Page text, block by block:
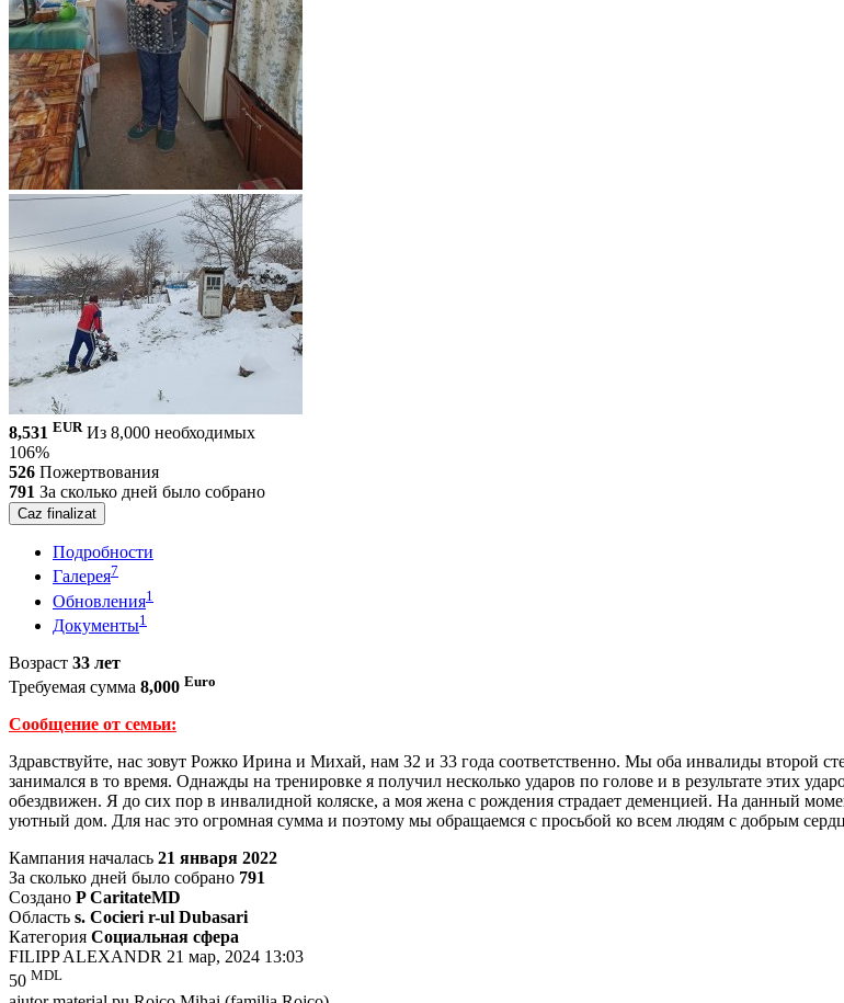
8,531 EUR Из 8,000 необходимых
106%
526 Пожертвования
791 За сколько дней было собрано
Caz finalizat
Подробности
Галерея7
Обновления1
Документы1
Возраст 33 лет
Требуемая сумма 8,000 Euro
Сообщение от семьи:
Здравствуйте, нас зовут Рожко Ирина и Михай, нам 32 и 33 года соответственно. Мы оба инвалиды второй
занимался в то время. Однажды на тренировке я получил несколько ударов по голове и в результате этих
обездвижен. Я до сих пор в инвалидной коляске, а моя жена с рождения страдает деменцией. На данный
уютный дом. Для нас это огромная сумма и поэтому мы обращаемся с просьбой ко всем людям с добрым
Кампания началась 21 января 2022
За сколько дней было собрано 791
Создано P CaritateMD
Область s. Cocieri r-ul Dubasari
Категория Социальная сфера
FILIPP ALEXANDR 21 мар, 2024 13:03
50 MDL